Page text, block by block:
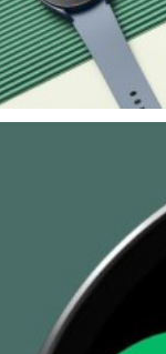
รุ่นถัดไป
| 1303 days ago
5 Pro จะใ
ผนปรับปรุงไลน์อัปสม
Watch 5 Pro จะใช้วั
ฟร์ (Sapphire